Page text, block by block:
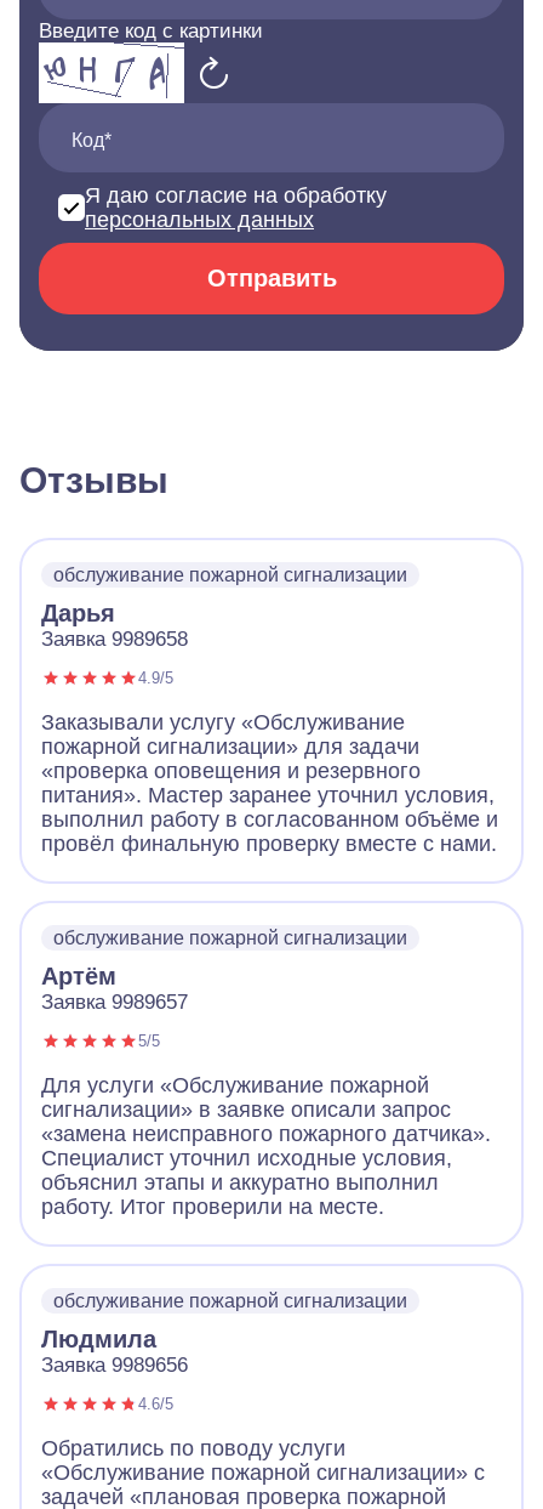
Введите код с картинки
Код*
Я даю согласие на обработку
персональных данных
Отправить
Отзывы
обслуживание пожарной сигнализации
Дарья
Заявка 9989658
4.9/5
Заказывали услугу «Обслуживание
пожарной сигнализации» для задачи
«проверка оповещения и резервного
питания». Мастер заранее уточнил условия,
выполнил работу в согласованном объёме и
провёл финальную проверку вместе с нами.
обслуживание пожарной сигнализации
Артём
Заявка 9989657
5/5
Для услуги «Обслуживание пожарной
сигнализации» в заявке описали запрос
«замена неисправного пожарного датчика».
Специалист уточнил исходные условия,
объяснил этапы и аккуратно выполнил
работу. Итог проверили на месте.
обслуживание пожарной сигнализации
Людмила
Заявка 9989656
4.6/5
Обратились по поводу услуги
«Обслуживание пожарной сигнализации» с
задачей «плановая проверка пожарной